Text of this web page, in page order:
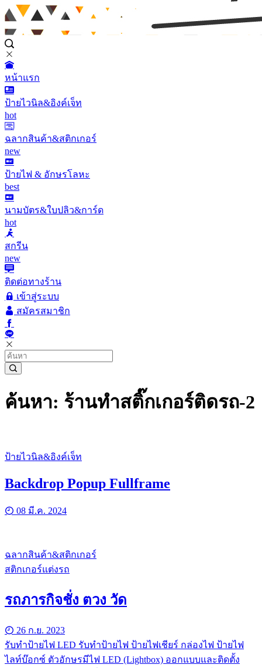
หน้าแรก
ป้ายไวนิล&อิงค์เจ็ท
hot
ฉลากสินค้า&สติกเกอร์
new
ป้ายไฟ & อักษรโลหะ
best
นามบัตร&ใบปลิว&การ์ด
hot
สกรีน
new
ติดต่อทางร้าน
เข้าสู่ระบบ
สมัครสมาชิก
ค้นหา: ร้านทําสติ๊กเกอร์ติดรถ-2
ป้ายไวนิล&อิงค์เจ็ท
Backdrop Popup Fullframe
08 มี.ค. 2024
ฉลากสินค้า&สติกเกอร์
สติกเกอร์แต่งรถ
รถภารกิจชั่ง ตวง วัด
26 ก.ย. 2023
รับทําป้ายไฟ LED รับทำป้ายไฟ ป้ายไฟเชียร์ กล่องไฟ ป้ายไฟ
ไลท์บ๊อกซ์ ตัวอักษรมีไฟ LED (Lightbox) ออกแบบและติดตั้ง